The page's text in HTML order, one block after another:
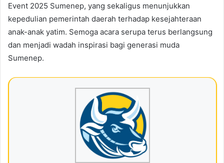
Event 2025 Sumenep, yang sekaligus menunjukkan
kepedulian pemerintah daerah terhadap kesejahteraan
anak-anak yatim. Semoga acara serupa terus berlangsung
dan menjadi wadah inspirasi bagi generasi muda
Sumenep.